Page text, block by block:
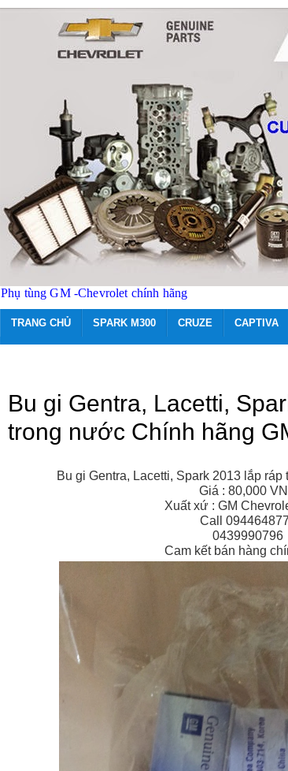
Phụ tùng GM -Chevrolet chính hãng
TRANG CHỦ SPARK M300 CRUZE CAPTIVA
Bu gi Gentra, Lacetti,
trong nước Chính hãng
Bu gi Gentra, Lacetti, Spark 2013 lắp
Giá : 80,000
Xuất xứ : GM
Call
0439990796
Cam kết bán hàng